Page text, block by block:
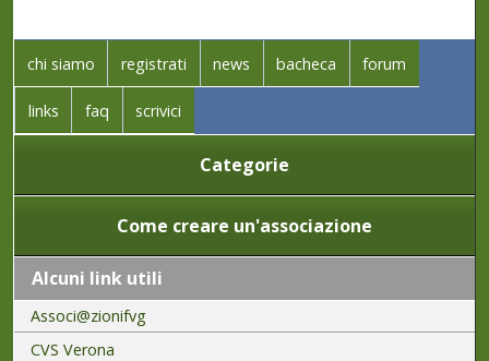
chi siamo registrati news bacheca forum
links faq scrivici
Categorie
Come creare un'associazione
Alcuni link utili
Associ@zionifvg
CVS Verona